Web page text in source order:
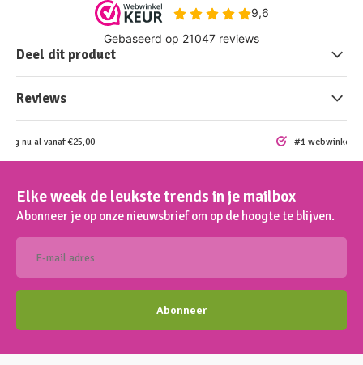
Deel dit product
Reviews
nu al vanaf €25,00 #1 webwinkel
Elke week de leukste trends in je mailbox
Abonneer je op onze nieuwsbrief om op de hoogte te blijven.
Abonneer